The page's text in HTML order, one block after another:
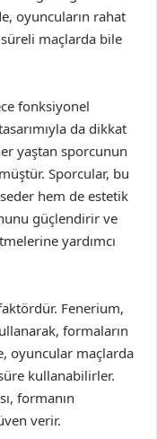
oyuncuların rahat
maçlarda bile
fonksiyonel
da dikkat
yaştan sporcunun
Sporcular, bu
hem de estetik
güçlendirir ve
yardımcı
Fenerium,
formaların
oyuncular maçlarda
kullanabilirler.
formanın
verir.